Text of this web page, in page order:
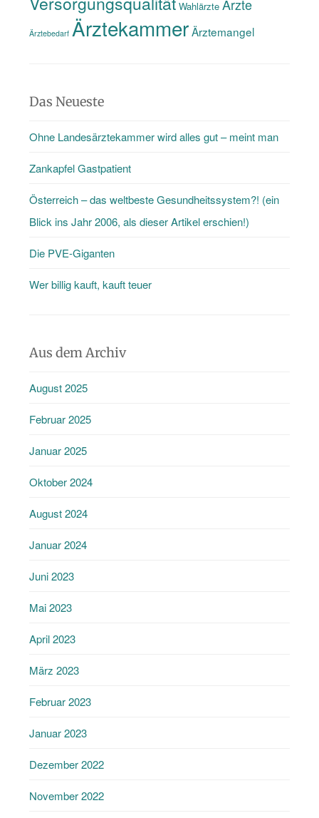
Wahlärzte Ärzte
Ärztebedarf ÄrztekammerÄrztemangel
Das Neueste
Ohne Landesärztekammer wird alles gut – meint man
Zankapfel Gastpatient
Österreich – das weltbeste Gesundheitssystem?! (ein
Blick ins Jahr 2006, als dieser Artikel erschien!)
Die PVE-Giganten
Wer billig kauft, kauft teuer
Aus dem Archiv
August 2025
Februar 2025
Januar 2025
Oktober 2024
August 2024
Januar 2024
Juni 2023
Mai 2023
April 2023
März 2023
Februar 2023
Januar 2023
Dezember 2022
November 2022